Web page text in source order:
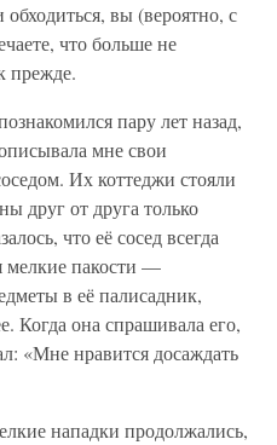
вы (вероятно, с
что больше не
прежде.
пару лет назад,
мне свои
Их коттеджи стояли
друг от друга только
что её сосед всегда
мелкие пакости —
в её палисадник,
Когда она спрашивала его,
«Мне нравится досаждать
нападки продолжались,